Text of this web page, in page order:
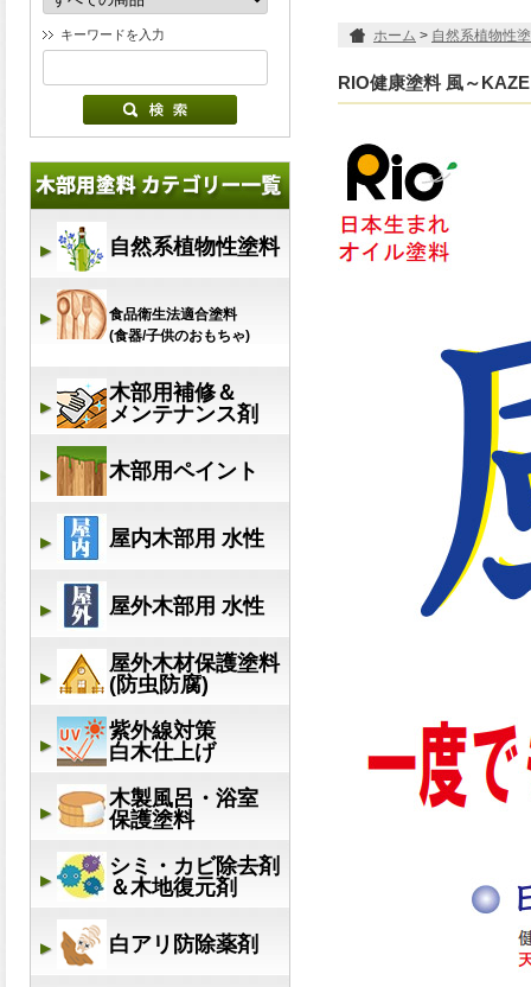
キーワードを入力 ホーム > 自然系植物性
RIO健康塗料 風～